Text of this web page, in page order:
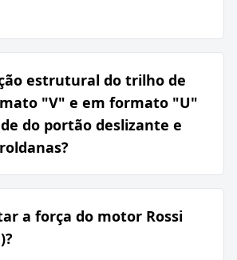
estrutural do trilho de
"V" e em formato "U"
do portão deslizante e
a força do motor Rossi